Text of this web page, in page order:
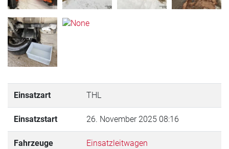
Einsatzart THL
Einsatzstart 26. November 2025 08:16
Fahrzeuge Einsatzleitwagen